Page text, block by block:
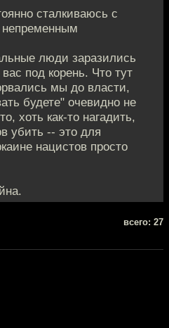
сталкиваюсь с
люди заразились
под корень. Что тут
мы до власти,
будете" очевидно не
хоть как-то нагадить,
убить -- это для
нацистов просто
всего: 27